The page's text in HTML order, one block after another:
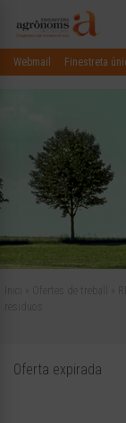
Webmail Finestreta
Oferta expirada